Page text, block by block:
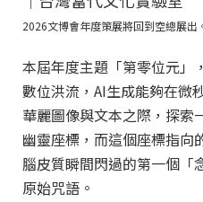
2026文博會年度策展將回到空總展
本屆年度主題「第零位元」
數位洪流，AI生成能夠在微
華麗圖像與文本之際，探索
幽靈座標，而這個座標指向
腦皮質瞬間閃過的第一個「
原始咒語。